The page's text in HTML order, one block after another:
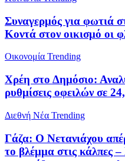
Συναγερμός για φωτιά
Κοντά στον οικισμό οι
Oικονομία Trending
Χρέη στο Δημόσιο:
ρυθμίσεις οφειλών σε
Διεθνή Νέα Trending
Γάζα: Ο Νετανιάχου
το βλέμμα στις κάλπες